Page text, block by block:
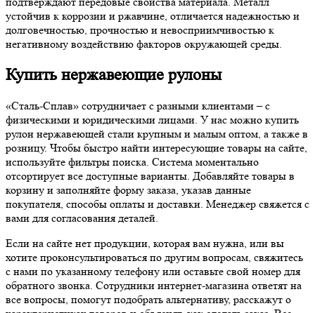
устойчив к коррозии и ржавчине, отличается надежностью и
долговечностью, прочностью и невосприимчивостью к
негативному воздействию факторов окружающей среды.
Купить нержавеющие рулоны
«Сталь-Сплав» сотрудничает с разными клиентами – с
физическими и юридическими лицами. У нас можно купить
рулон нержавеющей стали крупным и малым оптом, а также в
розницу. Чтобы быстро найти интересующие товары на сайте,
используйте фильтры поиска. Система моментально
отсортирует все доступные варианты. Добавляйте товары в
корзину и заполняйте форму заказа, указав данные
покупателя, способы оплаты и доставки. Менеджер свяжется с
вами для согласования деталей.
Если на сайте нет продукции, которая вам нужна, или вы
хотите проконсультироваться по другим вопросам, свяжитесь
с нами по указанному телефону или оставьте свой номер для
обратного звонка. Сотрудники интернет-магазина ответят на
все вопросы, помогут подобрать альтернативу, расскажут о